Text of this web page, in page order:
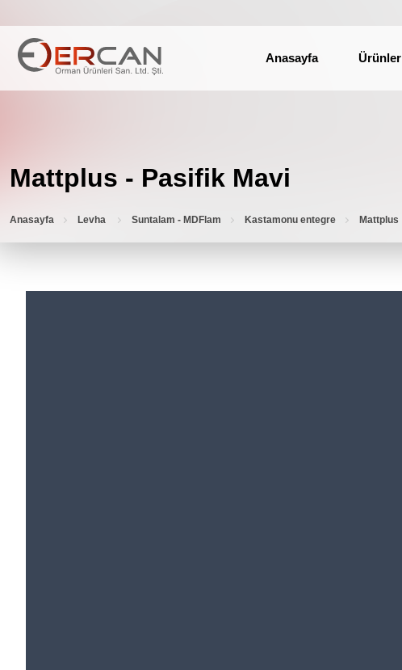
Anasayfa Ürünler
Mattplus - Pasifik Mavi
Anasayfa Levha Suntalam - MDFlam Kastamonu entegre Mattplus